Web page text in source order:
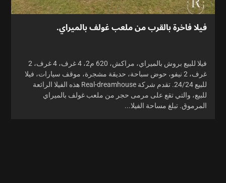
فيلا فاخرة بالقرب من ملعب غولف بالميراي.
فيلا للبيع بروش بالميراي، مراكش، 620 م2، 4 غرف، 4 غرف، 2
غرف، 2 نيفو، حوض سباحة، حديقة مشجرة، موقف سيارات، فيلا
للبيع 24/24. تقدم شركة Real-dreamhouse هذه الفيلا الرائعة
للبيع، والتي تقع على مرمى حجر من ملعب غولف بالميراي
المرموق. تبلغ مساحة الفيلا...